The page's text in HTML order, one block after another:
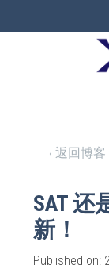
‹ 返回博客
SAT 还
新！
Published on: